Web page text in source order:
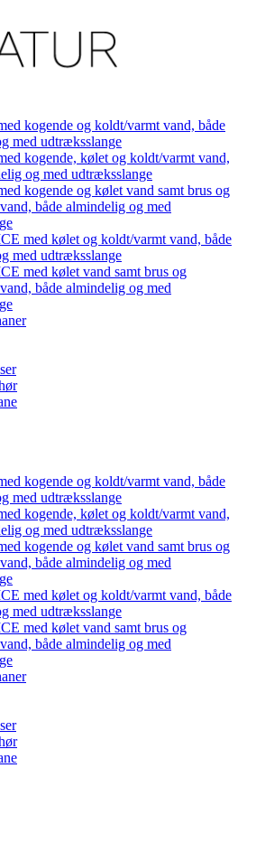
kogende og koldt/varmt vand, både
med udtræksslange
kogende, kølet og koldt/varmt vand,
og med udtræksslange
kogende og kølet vand samt brus og
både almindelig og med
med kølet og koldt/varmt vand, både
med udtræksslange
med kølet vand samt brus og
både almindelig og med
kogende og koldt/varmt vand, både
med udtræksslange
kogende, kølet og koldt/varmt vand,
og med udtræksslange
kogende og kølet vand samt brus og
både almindelig og med
med kølet og koldt/varmt vand, både
med udtræksslange
med kølet vand samt brus og
både almindelig og med